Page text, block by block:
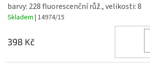
barvy: 228 fluorescenční růž., velikosti: 8
Skladem | 14974/15
398 Kč